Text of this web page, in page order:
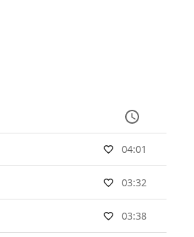
04:01
03:32
03:38